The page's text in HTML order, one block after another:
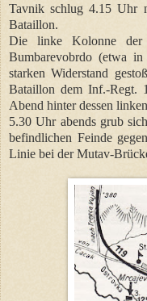
Tavnik schlug 4.15 Uhr
Bataillon.
Die linke Kolonne der
Bumbarevobrdo (etwa
starken Widerstand
Bataillon dem Inf.-Regt.
Abend hinter dessen
5.30 Uhr abends grub
befindlichen Feinde
Linie bei der Mutav-